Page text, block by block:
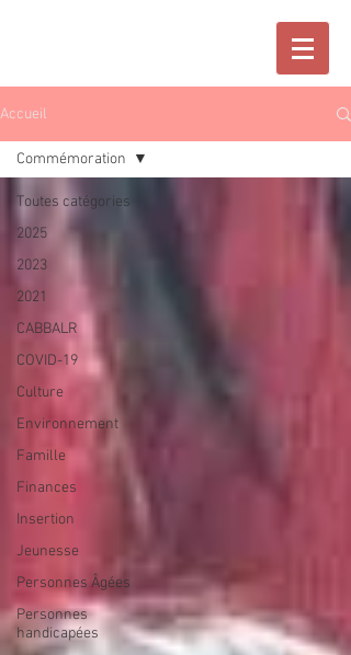
Accueil
Toutes catégories
2025
2023
2021
CABBALR
COVID-19
Culture
Environnement
Famille
Finances
Insertion
Jeunesse
Personnes Âgées
Personnes
handicapées
Commémoration